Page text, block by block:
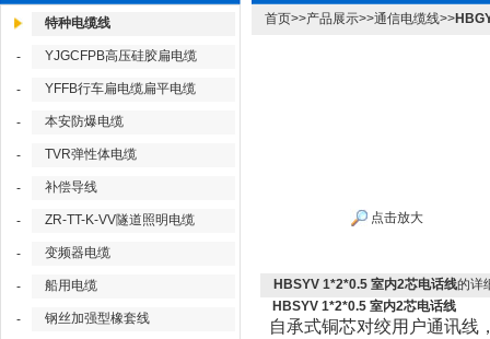
特种电缆线
- YJGCFPB高压硅胶扁电缆
- YFFB行车扁电缆扁平电缆
- 本安防爆电缆
- TVR弹性体电缆
- 补偿导线
- ZR-TT-K-VV隧道照明电缆
- 变频器电缆
- 船用电缆
- 钢丝加强型橡套线
首页>>产品展示>>通信电缆线>>
点击放大
HBSYV 1*2*0.5 室内2芯电话线的详
HBSYV 1*2*0.5 室内2芯电话线
自承式铜芯对绞用户通讯线